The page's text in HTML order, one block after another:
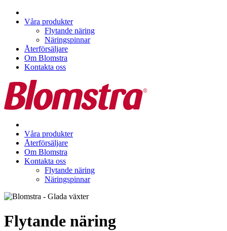
Våra produkter
Flytande näring
Näringspinnar
Återförsäljare
Om Blomstra
Kontakta oss
Våra produkter
Återförsäljare
Om Blomstra
Kontakta oss
Flytande näring
Näringspinnar
Flytande näring